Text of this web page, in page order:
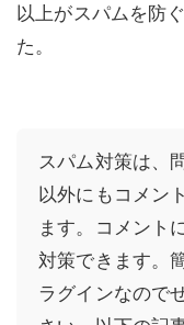
以上がスパムを防
た。
スパム対策は、
以外にもコメン
ます。コメント
対策できます。
ラグインなので